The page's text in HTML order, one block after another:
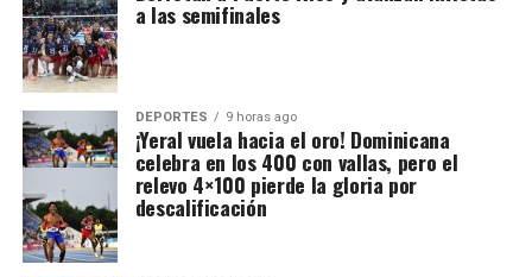
a las semifinales
DEPORTES 9 horas ago
¡Yeral vuela hacia el oro! Dominicana
celebra en los 400 con vallas, pero el
relevo 4×100 pierde la gloria por
descalificación